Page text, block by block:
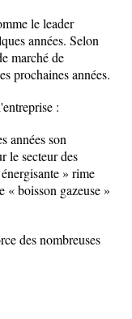
le leader
années. Selon
marché de
prochaines années.
:
années son
le secteur des
» rime
boisson gazeuse »
des nombreuses